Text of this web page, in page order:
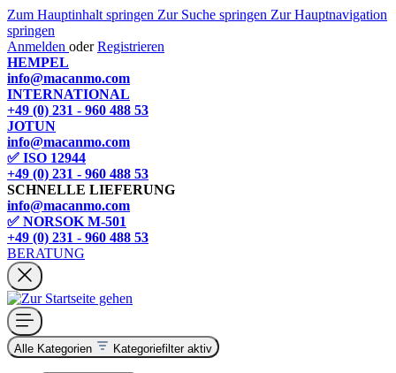
Zum Hauptinhalt springen Zur Suche springen Zur Hauptnavigation
springen
Anmelden oder Registrieren
HEMPEL
info@macanmo.com
INTERNATIONAL
+49 (0) 231 - 960 488 53
JOTUN
info@macanmo.com
✅ ISO 12944
+49 (0) 231 - 960 488 53
SCHNELLE LIEFERUNG
info@macanmo.com
✅ NORSOK M-501
+49 (0) 231 - 960 488 53
BERATUNG
Alle Kategorien Kategoriefilter aktiv